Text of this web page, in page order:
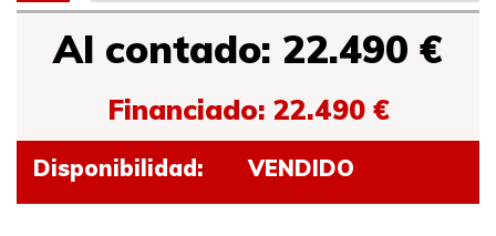
Al contado: 22.490 €
Financiado: 22.490 €
Disponibilidad: VENDIDO